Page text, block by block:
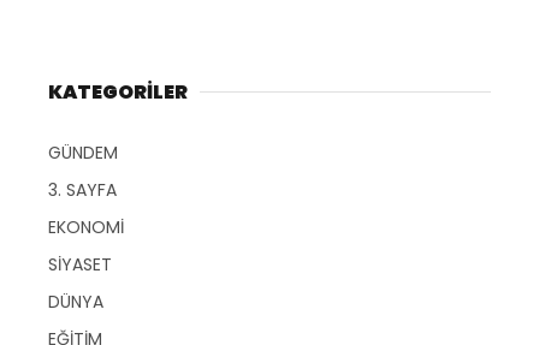
KATEGORİLER
GÜNDEM
3. SAYFA
EKONOMİ
SİYASET
DÜNYA
EĞİTİM